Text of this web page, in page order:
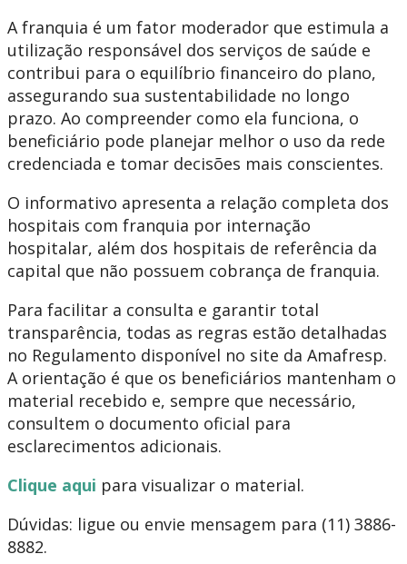
A franquia é um fator moderador que estimula a
utilização responsável dos serviços de saúde e
contribui para o equilíbrio financeiro do plano,
assegurando sua sustentabilidade no longo
prazo. Ao compreender como ela funciona, o
beneficiário pode planejar melhor o uso da rede
credenciada e tomar decisões mais conscientes.
O informativo apresenta a relação completa dos
hospitais com franquia por internação
hospitalar, além dos hospitais de referência da
capital que não possuem cobrança de franquia.
Para facilitar a consulta e garantir total
transparência, todas as regras estão detalhadas
no Regulamento disponível no site da Amafresp.
A orientação é que os beneficiários mantenham o
material recebido e, sempre que necessário,
consultem o documento oficial para
esclarecimentos adicionais.
Clique aqui para visualizar o material.
Dúvidas: ligue ou envie mensagem para (11) 3886-
8882.